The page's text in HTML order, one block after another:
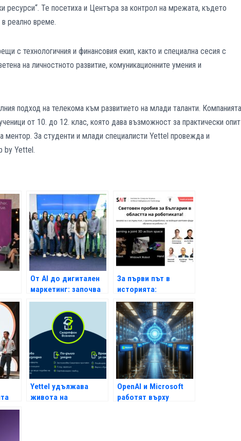
ресурси“. Те посетиха и Центъра за контрол на мрежата, където
реално време.
с технологичния и финансовия екип, както и специална сесия с
на личностното развитие, комуникационните умения и
подход на телекома към развитието на млади таланти. Компанията
от 10. до 12. клас, която дава възможност за практически
ментор. За студенти и млади специалисти Yettel провежда и
by Yettel.
От AI до дигитален
маркетинг: започва
кандидатстването
за стажантската
програма Hub by
Yettel
За първи път в
историята:
българска
институция с приета
разработка на топ
конференция за
роботика
Yettel удължава
живота на
OpenAI и Microsoft
работят върху